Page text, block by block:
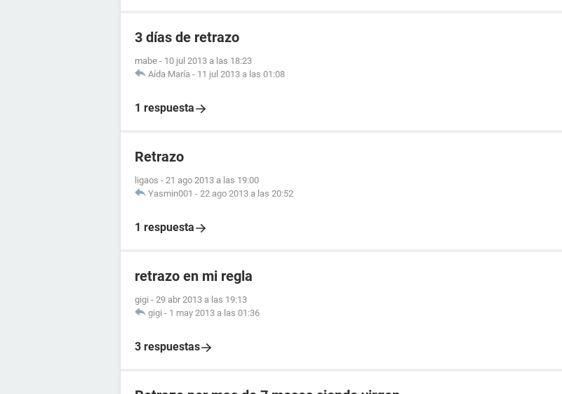
3 días de retrazo
mabe - 10 jul 2013 a las 18:23
Aída María - 11 jul 2013 a las 01:08
1 respuesta
Retrazo
ligaos - 21 ago 2013 a las 19:00
Yasmin001 - 22 ago 2013 a las 20:52
1 respuesta
retrazo en mi regla
gigi - 29 abr 2013 a las 19:13
gigi - 1 may 2013 a las 01:36
3 respuestas